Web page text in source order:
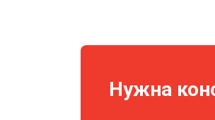
Нужна